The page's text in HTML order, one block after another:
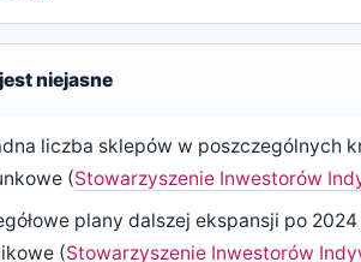
niejasne
liczba sklepów w poszczególnych
(Stowarzyszenie Inwestorów
plany dalszej ekspansji po
(Stowarzyszenie Inwestorów